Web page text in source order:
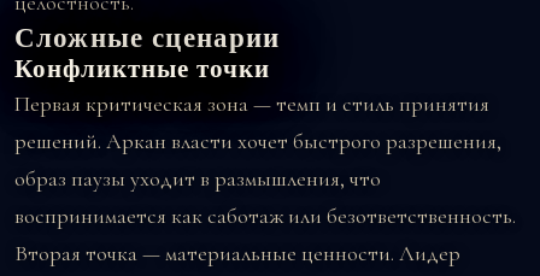
Сложные сценарии
Конфликтные точки
Первая критическая зона — темп и стиль принятия
решений. Аркан власти хочет быстрого разрешения,
образ паузы уходит в размышления, что
воспринимается как саботаж или безответственность.
Вторая точка — материальные ценности. Лидер